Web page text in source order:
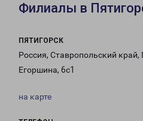
Филиалы в
ПЯТИГОРСК
Россия, Ставропольский край,
Егоршина, 6с1
на карте